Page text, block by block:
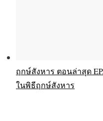
ฤกษ์สังหาร ตอนล่าสุด
ในพิธีฤกษ์สังหาร